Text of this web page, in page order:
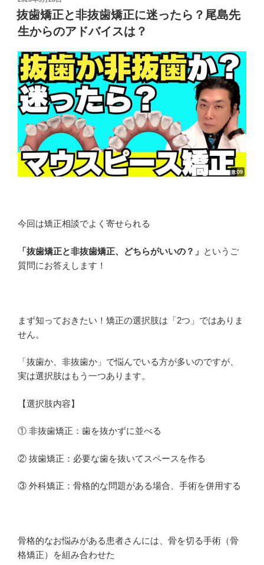
稿
日:
抜歯矯正と非抜歯矯正に迷ったら？尾島先
生からのアドバイスは？
今回は矯正相談でよく寄せられる
「抜歯矯正と非抜歯矯正、どちらがいいの？」 というご
質問にお答えします！
まず知っておきたい！矯正の選択肢は「2つ」ではありま
せん。
「抜歯か、非抜歯か」で悩んでいる方が多いのですが、
実は選択肢はもう一つあります。
【選択肢内容】
① 非抜歯矯正：歯を抜かずに並べる
② 抜歯矯正：必要な歯を抜いてスペースを作る
③ 外科矯正：骨格的な問題がある場合、手術を併用する
骨格的なお悩みがある患者さんには、骨を切る手術（骨
格矯正）を組み合わせた